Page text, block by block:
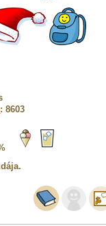
: 8603